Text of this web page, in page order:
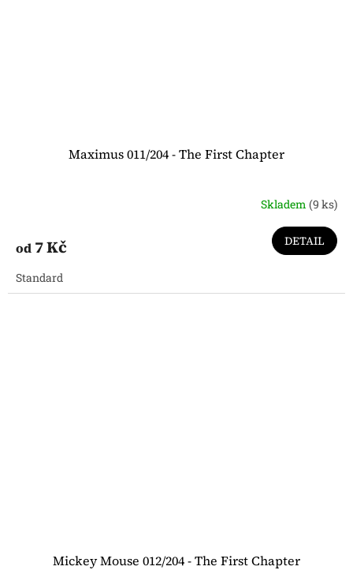
Maximus 011/204 - The First Chapter
Skladem (9 ks)
od 7 Kč DETAIL
Standard
Mickey Mouse 012/204 - The First Chapter